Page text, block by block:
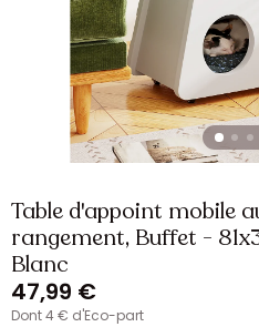
Table d'appoint mobile
rangement, Buffet -
Blanc
47,99 €
dont 4 € d'Eco-part